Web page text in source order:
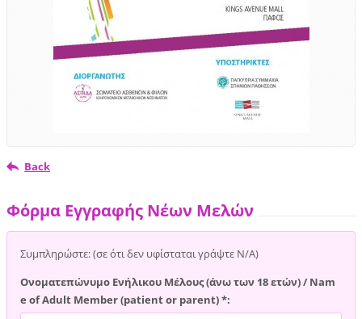
Back
Φόρμα Εγγραφής Νέων Μελών
Συμπληρώστε: (σε ότι δεν υφίσταται γράψτε Ν/Α)
Ονοματεπώνυμο Ενήλικου Μέλους (άνω των 18 ετών) / Nam
e of Adult Member (patient or parent) *: